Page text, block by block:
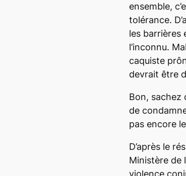
ensemble,
tolérance.
les barrières
l’inconnu.
caquiste
devrait être
Bon, sachez
de
pas encore
D’après le
Ministère de
violence